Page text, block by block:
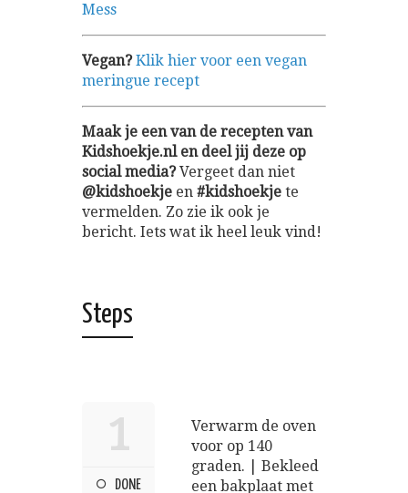
Mess
Vegan?Klik hier voor een vegan
meringue recept
Maak je een van de recepten van
Kidshoekje.nl en deel jij deze op
social media?Vergeet dan niet
@kidshoekje en #kidshoekje te
vermelden. Zo zie ik ook je
bericht. Iets wat ik heel leuk vind!
Steps
1
DONE
Verwarm de oven
voor op 140
graden. | Bekleed
een bakplaat met